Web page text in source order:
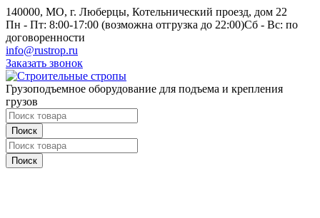
140000, МО, г. Люберцы, Котельнический проезд, дом 22
Пн - Пт: 8:00-17:00 (возможна отгрузка до 22:00)Сб - Вс: по
договоренности
info@rustrop.ru
Заказать звонок
Грузоподъемное оборудование для подъема и крепления
грузов
Поиск
Поиск